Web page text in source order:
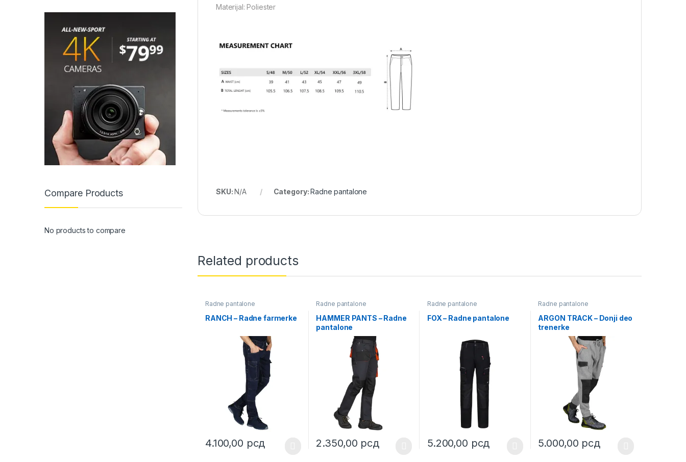
Materijal: Poliester
SKU:N/A Category:Radne pantalone
Related products
Radne pantalone
RANCH – Radne farmerke
4.100,00 рсд
This product has multiple variants. The options may be chosen on the product page
Radne pantalone
HAMMER PANTS – Radne
pantalone
2.350,00 рсд
This product has multiple variants. The options may be chosen on the product page
Radne pantalone
FOX – Radne pantalone
5.200,00 рсд
This product has multiple variants. The options may be chosen on the
Radne pantalone
ARGON TRACK – Donji deo
trenerke
5.000,00 рсд
This product has multiple variants. The
Compare Products
No products to compare